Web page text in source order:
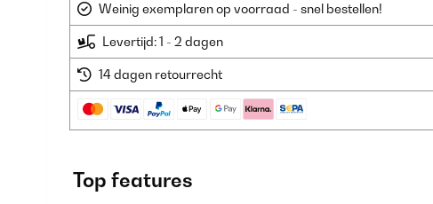
Weinig exemplaren op voorraad - snel bestellen!
Levertijd: 1 - 2 dagen
14 dagen retourrecht
Top features